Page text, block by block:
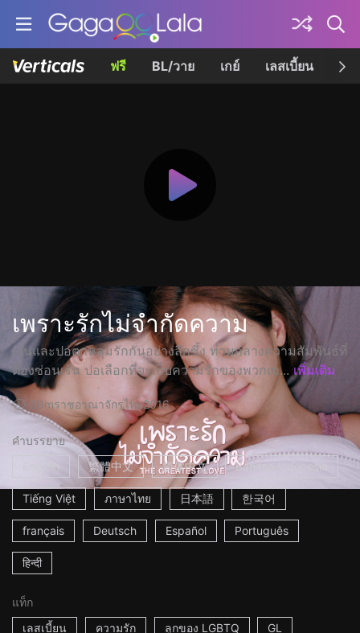
ฟรี BL/วาย เกย์ เลสเบี้ยน เค
เพราะรักไม่จำกัดความ
เจนและปอตกหลุมรักกันอย่างลึกซึ้ง ท่ามกลางความสัมพันธ์ที่
ต้องซ่อนเร้น ปอเลือกที่จะเก็บความรักของพวกเข... เพิ่มเติม
38mราชอาณาจักรไทย2016
คำบรรยาย
繁體中文 简体中文 Bahasa Indonesia
Tiếng Việt ภาษาไทย 日本語 한국어
français Deutsch Español Português
हिन्दी
แท็ก
เลสเบี้ยน
ความรัก ลูกของ LGBTQ GL